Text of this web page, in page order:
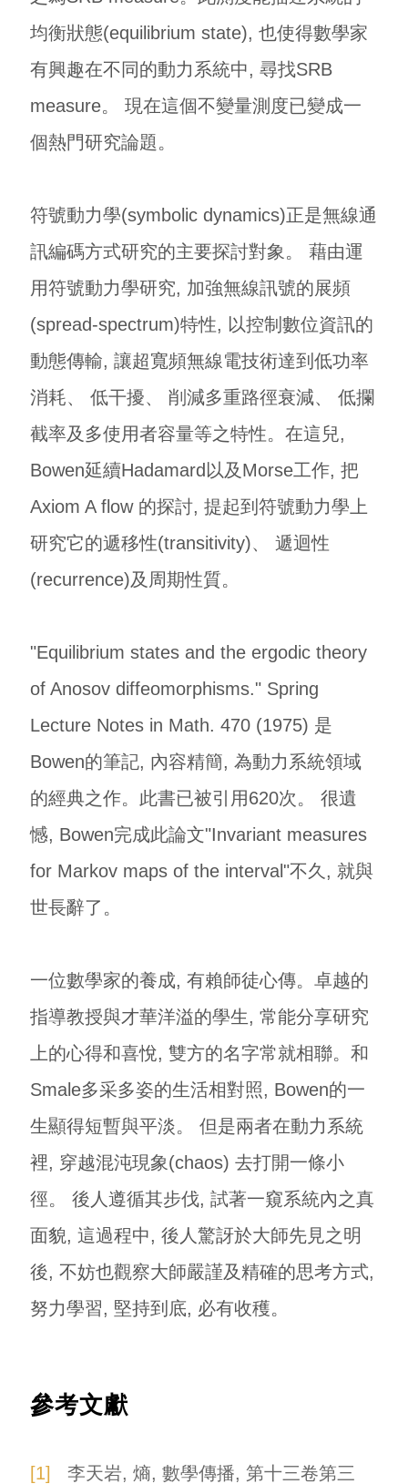
均衡狀態(equilibrium state), 也使得數學家
有興趣在不同的動力系統中, 尋找SRB
measure。 現在這個不變量測度已變成一
個熱門研究論題。
符號動力學(symbolic dynamics)正是無線通
訊編碼方式研究的主要探討對象。 藉由運
用符號動力學研究, 加強無線訊號的展頻
(spread-spectrum)特性, 以控制數位資訊的
動態傳輸, 讓超寬頻無線電技術達到低功率
消耗、 低干擾、 削減多重路徑衰減、 低攔
截率及多使用者容量等之特性。在這兒,
Bowen延續Hadamard以及Morse工作, 把
Axiom A flow 的探討, 提起到符號動力學上
研究它的遞移性(transitivity)、 遞迴性
(recurrence)及周期性質。
"Equilibrium states and the ergodic theory
of Anosov diffeomorphisms." Spring
Lecture Notes in Math. 470 (1975) 是
Bowen的筆記, 內容精簡, 為動力系統領域
的經典之作。此書已被引用620次。 很遺
憾, Bowen完成此論文"Invariant measures
for Markov maps of the interval"不久, 就與
世長辭了。
一位數學家的養成, 有賴師徒心傳。卓越的
指導教授與才華洋溢的學生, 常能分享研究
上的心得和喜悅, 雙方的名字常就相聯。和
Smale多采多姿的生活相對照, Bowen的一
生顯得短暫與平淡。 但是兩者在動力系統
裡, 穿越混沌現象(chaos) 去打開一條小
徑。 後人遵循其步伐, 試著一窺系統內之真
面貌, 這過程中, 後人驚訝於大師先見之明
後, 不妨也觀察大師嚴謹及精確的思考方式,
努力學習, 堅持到底, 必有收穫。
參考文獻
李天岩, 熵, 數學傳播, 第十三卷第三